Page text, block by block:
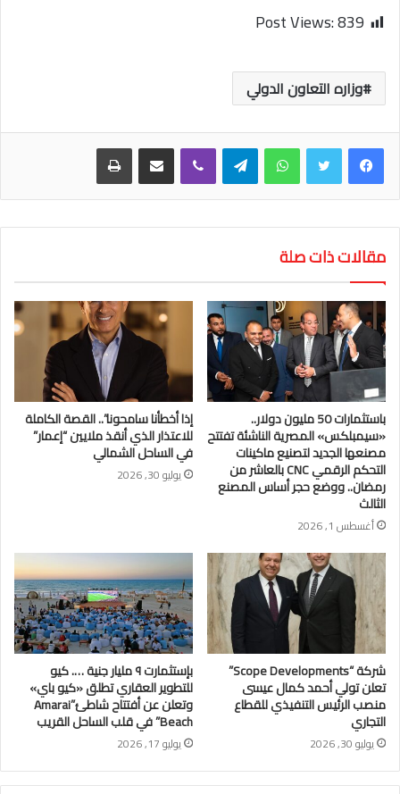
Post Views:839
وزاره التعاون الدولي
واتساب تيلقرام
مقالات ذات صلة
باستثمارات 50 مليون دولار..
«سيمبلكس» المصرية الناشئة تفتتح
مصنعها الجديد لتصنيع ماكينات
التحكم الرقمي CNC بالعاشر من
رمضان.. ووضع حجر أساس المصنع
الثالث
أغسطس 1, 2026
إذا أخطأنا سامحونا”.. القصة الكاملة
للاعتذار الذي أنقذ ملايين “إعمار”
في الساحل الشمالي
يوليو 30, 2026
شركة “Scope Developments”
تعلن تولي أحمد كمال عيسى
منصب الرئيس التنفيذي للقطاع
التجاري
يوليو 30, 2026
بإستثمارت ٩ مليار جنية …. كيو
للتطوير العقاري تطلق «كيو باي»
وتعلن عن أفتتاح شاطئ”Amarai
Beach” في قلب الساحل القريب
يوليو 17, 2026